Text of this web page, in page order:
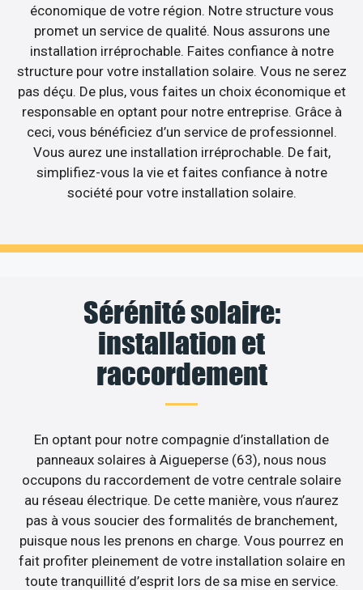
économique de votre région. Notre structure vous
promet un service de qualité. Nous assurons une
installation irréprochable. Faites confiance à notre
structure pour votre installation solaire. Vous ne serez
pas déçu. De plus, vous faites un choix économique et
responsable en optant pour notre entreprise. Grâce à
ceci, vous bénéficiez d’un service de professionnel.
Vous aurez une installation irréprochable. De fait,
simplifiez-vous la vie et faites confiance à notre
société pour votre installation solaire.
Sérénité solaire:
installation et
raccordement
En optant pour notre compagnie d’installation de
panneaux solaires à Aigueperse (63), nous nous
occupons du raccordement de votre centrale solaire
au réseau électrique. De cette manière, vous n’aurez
pas à vous soucier des formalités de branchement,
puisque nous les prenons en charge. Vous pourrez en
fait profiter pleinement de votre installation solaire en
toute tranquillité d’esprit lors de sa mise en service.